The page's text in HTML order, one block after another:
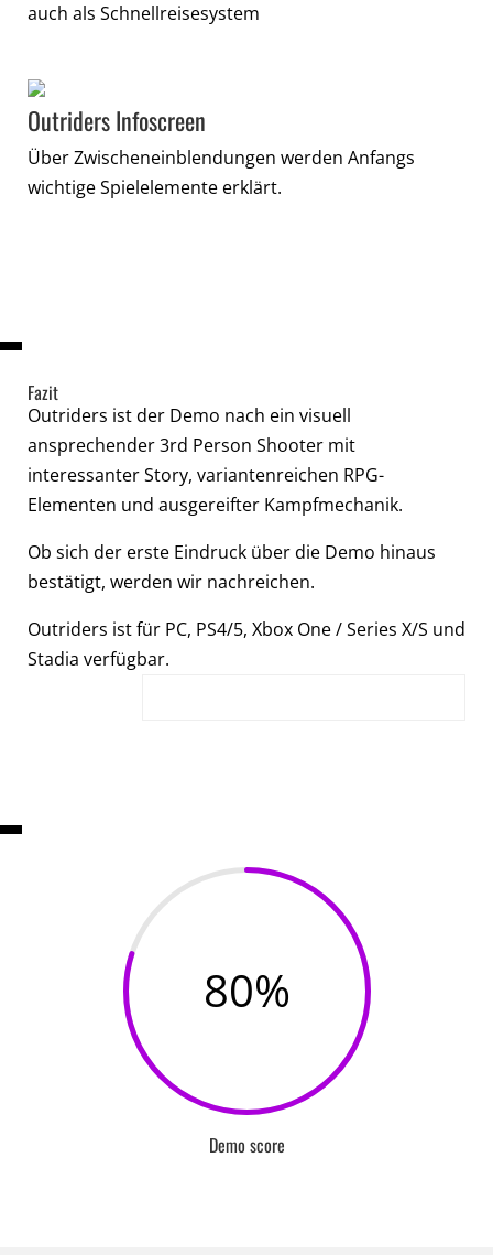
auch als Schnellreisesystem
Outriders Infoscreen
Über Zwischeneinblendungen werden Anfangs
wichtige Spielelemente erklärt.
Fazit
Outriders ist der Demo nach ein visuell
ansprechender 3rd Person Shooter mit
interessanter Story, variantenreichen RPG-
Elementen und ausgereifter Kampfmechanik.
Ob sich der erste Eindruck über die Demo hinaus
bestätigt, werden wir nachreichen.
Outriders ist für PC, PS4/5, Xbox One / Series X/S und
Stadia verfügbar.
80%
Demo score